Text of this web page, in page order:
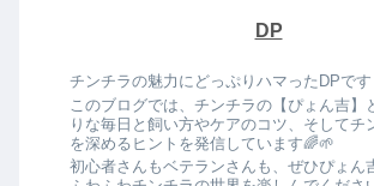
DP
チンチラの魅力にどっぷりハマったDPです
このブログでは、チンチラの【ぴょん吉】
りな毎日と飼い方やケアのコツ、そしてチ
を深めるヒントを発信しています🌈🌱
初心者さんもベテランさんも、ぜひぴょん